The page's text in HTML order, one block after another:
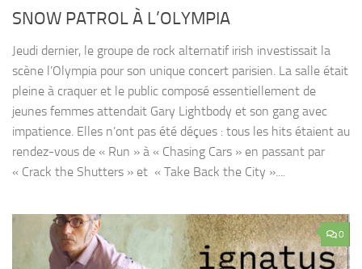
SNOW PATROL À L’OLYMPIA
Jeudi dernier, le groupe de rock alternatif irish investissait la
scène l’Olympia pour son unique concert parisien. La salle était
pleine à craquer et le public composé essentiellement de
jeunes femmes attendait Gary Lightbody et son gang avec
impatience. Elles n’ont pas été déçues : tous les hits étaient au
rendez-vous de « Run » à « Chasing Cars » en passant par
« Crack the Shutters » et « Take Back the City »....
0